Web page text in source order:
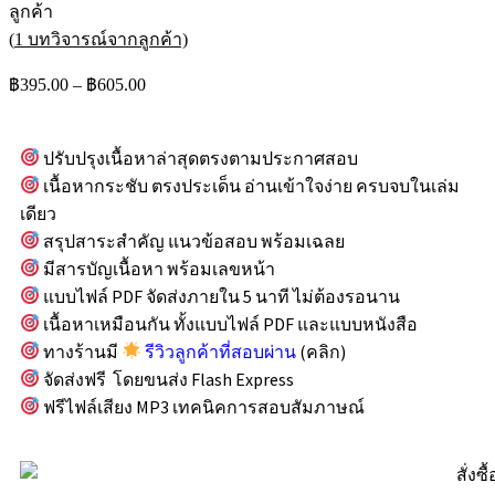
ลูกค้า
(1 บทวิจารณ์จากลูกค้า)
฿395.00 – ฿605.00
ปรับปรุงเนื้อหาล่าสุดตรงตามประกาศสอบ
เนื้อหากระชับ ตรงประเด็น อ่านเข้าใจง่าย ครบจบในเล่ม
เดียว
สรุปสาระสำคัญ แนวข้อสอบ พร้อมเฉลย
มีสารบัญเนื้อหา พร้อมเลขหน้า
แบบไฟล์ PDF จัดส่งภายใน 5 นาที ไม่ต้องรอนาน
เนื้อหาเหมือนกัน ทั้งแบบไฟล์ PDF และแบบหนังสือ
ทางร้านมี
รีวิวลูกค้าที่สอบผ่าน (คลิก)
จัดส่งฟรี โดยขนส่ง Flash Express
ฟรีไฟล์เสียง MP3 เทคนิคการสอบสัมภาษณ์